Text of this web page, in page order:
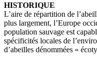
HISTORIQUE
L’aire de répartition de
plus largement, l’Europe
population sauvage est
spécificités locales de
d’abeilles dénommées «